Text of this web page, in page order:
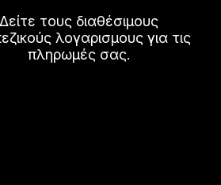
Δείτε τους διαθέσιμους
λογαρισμους για τις
πληρωμές σας.